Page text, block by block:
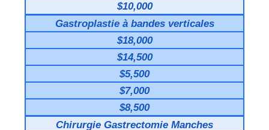
$10,000
Gastroplastie à bandes verticales
$18,000
$14,500
$5,500
$7,000
$8,500
Chirurgie Gastrectomie Manches